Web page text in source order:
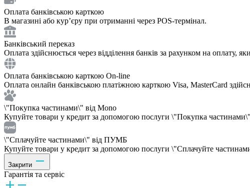
Оплата банківською карткою
В магазині або курʼєру при отриманні через POS-термінал.
Банківський переказ
Оплата здійснюється через відділення банків за рахунком на оплату,
Оплата банківською карткою On-line
Оплата онлайн банківською платіжною карткою Visa, MasterCard
\"Покупка частинами\" від Mono
Купуйте товари у кредит за допомогою послуги \"Покупка частинами\".
\"Сплачуйте частинами\" від ПУМБ
Купуйте товари у кредит за допомогою послуги \"Сплачуйте
Закрити
Гарантія та сервіс